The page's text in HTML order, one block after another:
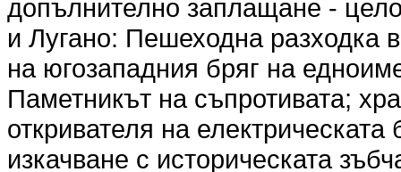
допълнително заплащане -
и Лугано: Пешеходна разходка
на югозападния бряг на
Паметникът на съпротивата;
откривателя на
изкачване с историческата